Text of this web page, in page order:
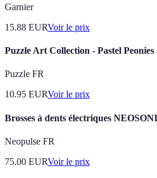
Garnier
15.88 EURVoir le prix
Puzzle Art Collection - Pastel
Puzzle FR
10.95 EURVoir le prix
Brosses à dents électriques
Neopulse FR
75.00 EURVoir le prix